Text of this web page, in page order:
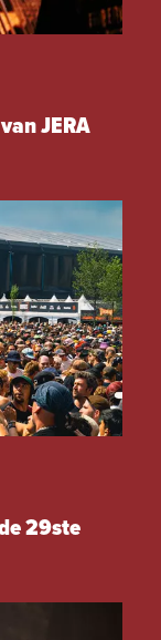
JERA
29ste